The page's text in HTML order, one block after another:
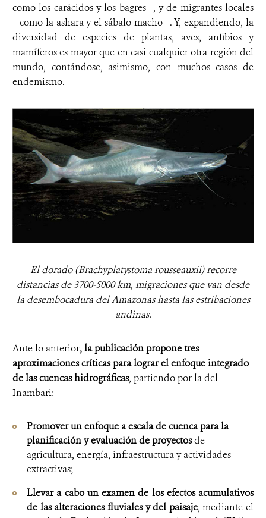
como los carácidos y los bagres—, y de migrantes locales
—como la ashara y el sábalo macho—. Y, expandiendo, la
diversidad de especies de plantas, aves, anfibios y
mamíferos es mayor que en casi cualquier otra región del
mundo, contándose, asimismo, con muchos casos de
endemismo.
El dorado (Brachyplatystoma rousseauxii) recorre
distancias de 3700-5000 km, migraciones que van desde
la desembocadura del Amazonas hasta las estribaciones
andinas.
Ante lo anterior,la publicación propone tres
aproximaciones críticas para lograr el enfoque integrado
de las cuencas hidrográficas, partiendo por la del
Inambari:
Promover un enfoque a escala de cuenca para la
planificación y evaluación de proyectosde
agricultura, energía, infraestructura y actividades
extractivas;
Llevar a cabo un examen de los efectos acumulativos
de las alteraciones fluviales y del paisaje, mediante el